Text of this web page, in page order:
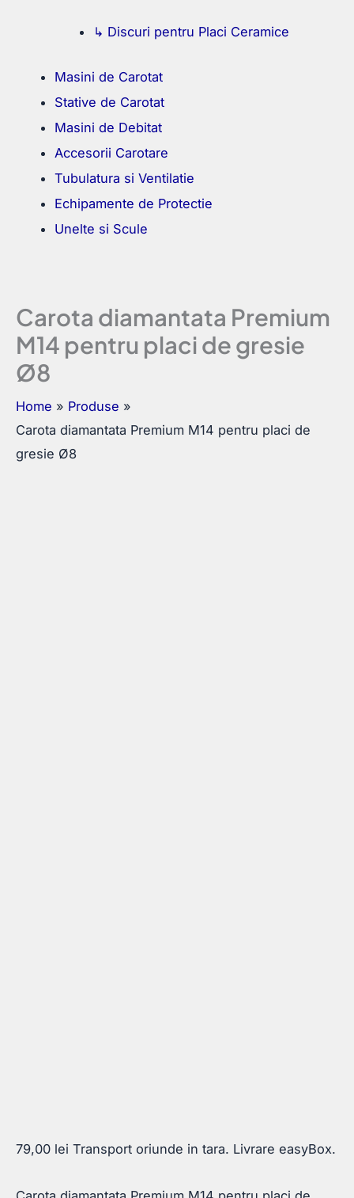
↳ Discuri pentru Placi Ceramice
Masini de Carotat
Stative de Carotat
Masini de Debitat
Accesorii Carotare
Tubulatura si Ventilatie
Echipamente de Protectie
Unelte si Scule
Carota diamantata Premium
M14 pentru placi de gresie
Ø8
Home
Produse
Carota diamantata Premium M14 pentru placi de
gresie Ø8
79,00 lei Transport oriunde in tara. Livrare easyBox.